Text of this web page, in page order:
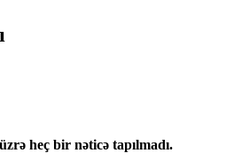
heç bir nəticə tapılmadı.